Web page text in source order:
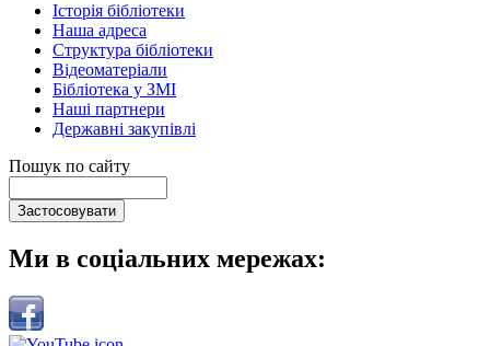
Історія бібліотеки
Наша адреса
Структура бібліотеки
Відеоматеріали
Бібліотека у ЗМІ
Наші партнери
Державні закупівлі
Пошук по сайту
Ми в соціальних мережах: